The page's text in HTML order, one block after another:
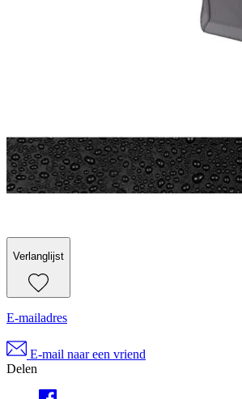
Verlanglijst
E-mailadres
E-mail naar een vriend
Delen